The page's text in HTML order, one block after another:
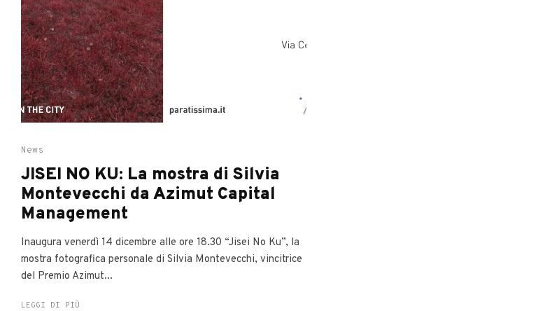
News
JISEI NO KU: La mostra di Silvia
Montevecchi da Azimut Capital
Management
Inaugura venerdì 14 dicembre alle ore 18.30 “Jisei No Ku”, la
mostra fotografica personale di Silvia Montevecchi, vincitrice
del Premio Azimut...
LEGGI DI PIÙ